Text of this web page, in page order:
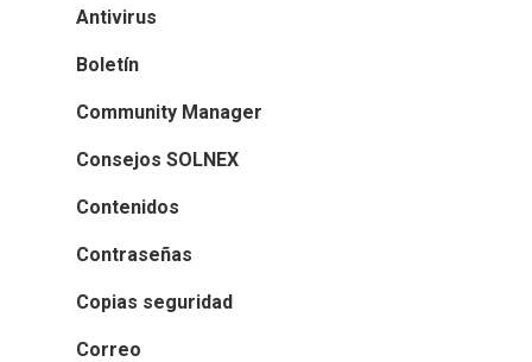
Antivirus
Boletín
Community Manager
Consejos SOLNEX
Contenidos
Contraseñas
Copias seguridad
Correo